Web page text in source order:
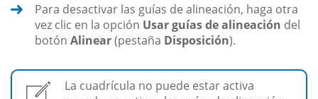
Para desactivar las guías de alineación, haga otra
vez clic en la opción Usar guías de alineación del
botón Alinear(pestaña Disposición).
La cuadrícula no puede estar activa